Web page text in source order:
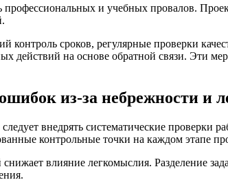
профессиональных и учебных провалов.
контроль сроков, регулярные проверки
действий на основе обратной связи. Эти
из-за небрежности и
внедрять систематические проверки
контрольные точки на каждом этапе
влияние легкомыслия. Разделение